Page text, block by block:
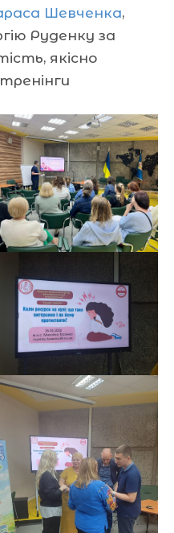
Шевченка,
Руденку за
якісно